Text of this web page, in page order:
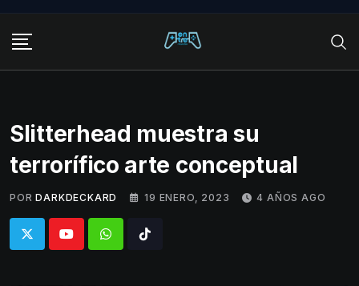
content
Slitterhead muestra su
terrorífico arte conceptual
POR DARKDECKARD 19 ENERO, 2023 4 AÑOS AGO
WhatsappTiktok